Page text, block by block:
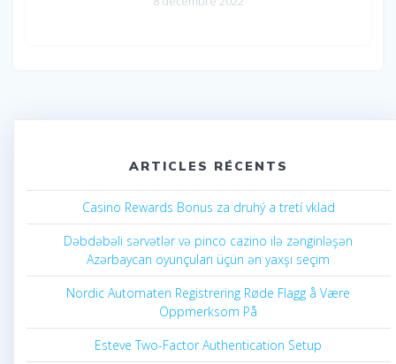
ARTICLES RÉCENTS
Casino Rewards Bonus za druhý a tretí vklad
Dəbdəbəli sərvətlər və pinco cazino ilə zənginləşən
Azərbaycan oyunçuları üçün ən yaxşı seçim
Nordic Automaten Registrering Røde Flagg å Være
Oppmerksom På
Esteve Two-Factor Authentication Setup